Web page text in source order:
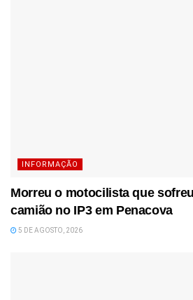
INFORMAÇÃO
Morreu o motocilista que
camião no IP3 em Penacova
5 DE AGOSTO, 2026